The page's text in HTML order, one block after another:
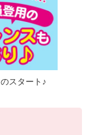
スタート♪